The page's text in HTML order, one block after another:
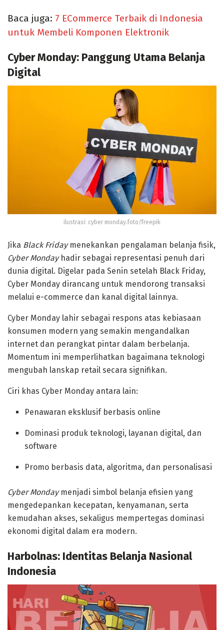
Baca juga: 7 ECommerce Terbaik di Indonesia
untuk Membeli Komponen Elektronik
Cyber Monday: Panggung Utama Belanja
Digital
ilustrasi: cyber monday.foto/freepik
Jika Black Fridaymenekankan pengalaman belanja fisik,
Cyber Mondayhadir sebagai representasi penuh dari
dunia digital. Digelar pada Senin setelah Black Friday,
Cyber Monday dirancang untuk mendorong transaksi
melalui e-commerce dan kanal digital lainnya.
Cyber Monday lahir sebagai respons atas kebiasaan
konsumen modern yang semakin mengandalkan
internet dan perangkat pintar dalam berbelanja.
Momentum ini memperlihatkan bagaimana teknologi
mengubah lanskap retail secara signifikan.
Ciri khas Cyber Monday antara lain:
Penawaran eksklusif berbasis online
Dominasi produk teknologi, layanan digital, dan
software
Promo berbasis data, algoritma, dan personalisasi
Cyber Mondaymenjadi simbol belanja efisien yang
mengedepankan kecepatan, kenyamanan, serta
kemudahan akses, sekaligus mempertegas dominasi
ekonomi digital dalam era modern.
Harbolnas: Identitas Belanja Nasional
Indonesia